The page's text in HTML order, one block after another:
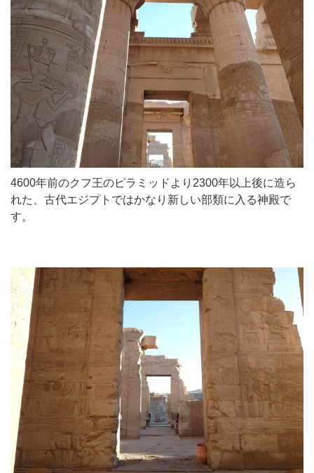
4600年前のクフ王のピラミッドより2300年以上後に造ら
れた、古代エジプトではかなり新しい部類に入る神殿で
す。